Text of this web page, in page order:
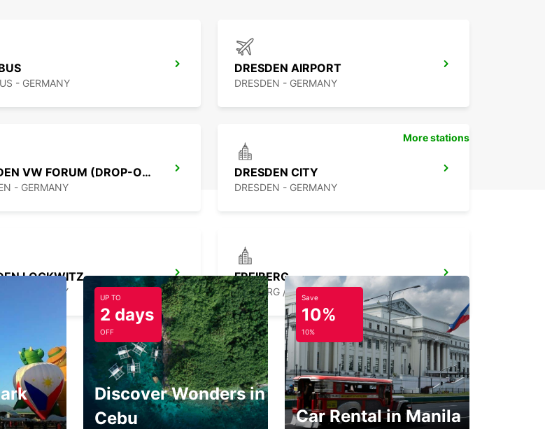
- GERMANY
DRESDEN AIRPORT
DRESDEN - GERMANY
DRESDEN VW FORUM (DROP-OFF ONLY)
- GERMANY
DRESDEN CITY
DRESDEN - GERMANY
LOCKWITZ
- GERMANY
FREIBERG
FREIBERG / SACHSEN - GERMANY
More stations
UP TO
2 days
OFF
Discover Wonders in
Cebu
Save
10%
10%
Car Rental in Manila